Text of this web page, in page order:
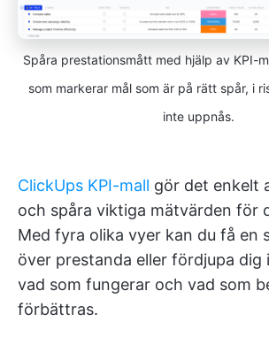
Spåra prestationsmått med hjälp av KPI-
som markerar mål som är på rätt spår, i
inte uppnås.
ClickUps KPI-mall gör det enkelt
och spåra viktiga mätvärden för
Med fyra olika vyer kan du få en
över prestanda eller fördjupa dig
vad som fungerar och vad som
förbättras.